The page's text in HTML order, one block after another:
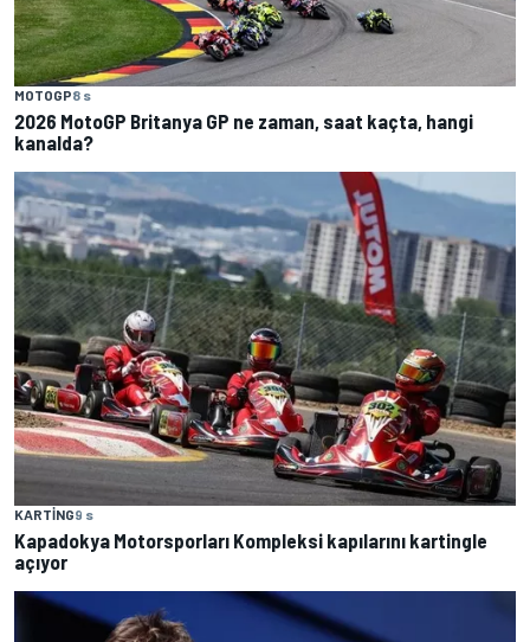
MOTOGP8 s
2026 MotoGP Britanya GP ne zaman, saat kaçta, hangi
kanalda?
KARTING9 s
Kapadokya Motorsporları Kompleksi kapılarını kartingle
açıyor